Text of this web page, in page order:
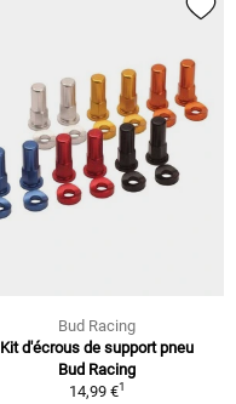
Bud Racing
Kit d'écrous de support pneu
Bud Racing
14,99 €1